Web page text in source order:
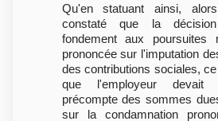
Qu'en statuant ainsi,
constaté que la
fondement aux poursuites
prononcée sur l'imputation
des contributions sociales,
que l'employeur devait
précompte des sommes
sur la condamnation